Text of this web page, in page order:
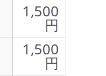
1,500
円
1,500
円